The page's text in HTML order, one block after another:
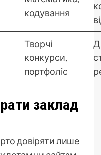
кодування
Творчі
конкурси,
портфоліо
заклад
довіряти лише